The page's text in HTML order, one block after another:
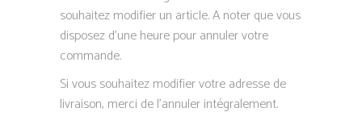
souhaitez modifier un article. A noter que vous
disposez d’une heure pour annuler votre
commande.
Si vous souhaitez modifier votre adresse de
livraison, merci de l’annuler intégralement.